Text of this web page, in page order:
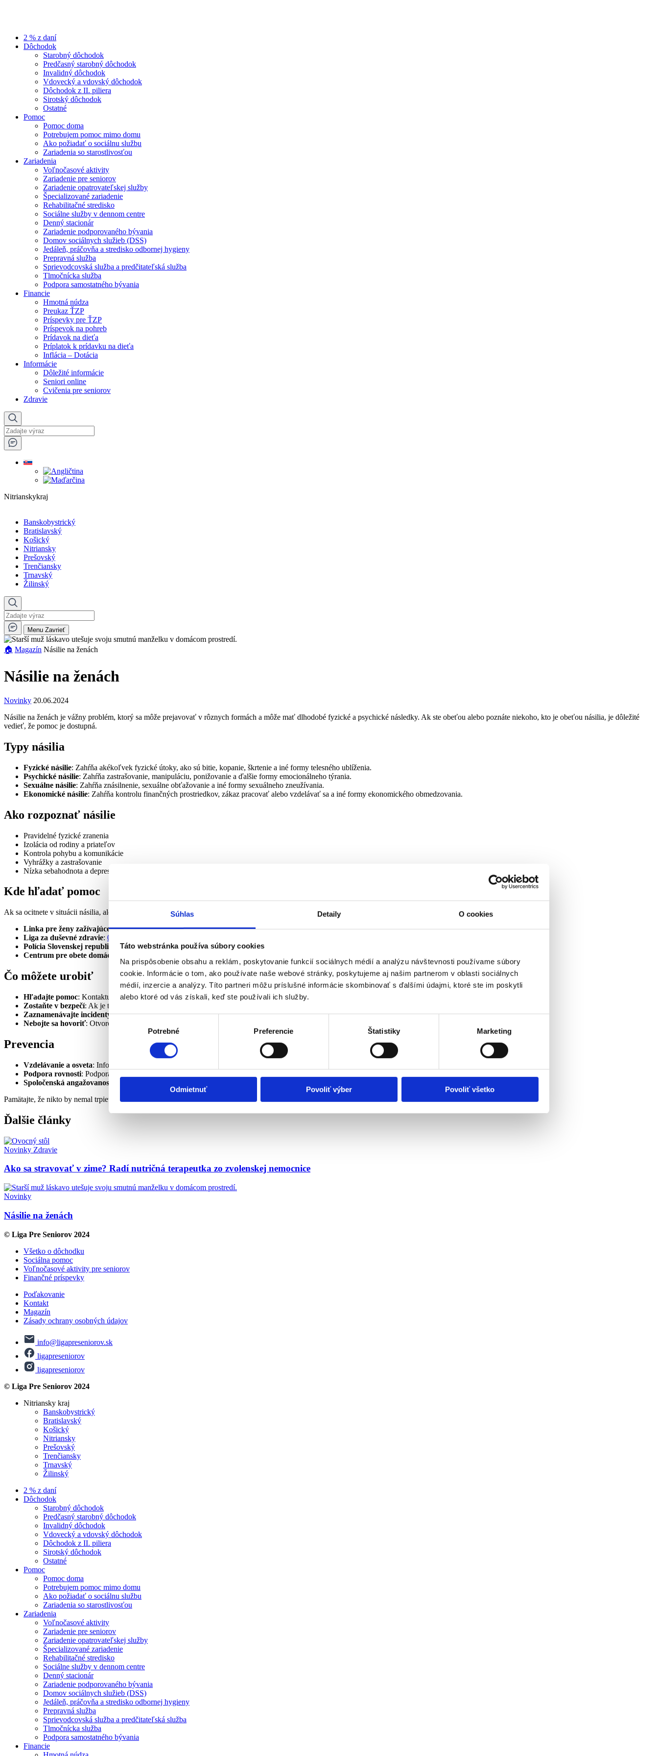
Súhlas Detaily O cookies
Táto webstránka používa súbory cookies
Na prispôsobenie obsahu a reklám, poskytovanie funkcií sociálnych médií a analýzu návštevnosti používame súbory
cookie. Informácie o tom, ako používate naše webové stránky, poskytujeme aj našim partnerom v oblasti sociálnych
médií, inzercie a analýzy. Títo partneri môžu príslušné informácie skombinovať s ďalšími údajmi, ktoré ste im poskytli
alebo ktoré od vás získali, keď ste používali ich služby.
Výber
Potrebné Preferencie Štatistiky Marketing
Odmietnuť Povoliť výber Povoliť všetko
2 % z daní
Dôchodok
Starobný dôchodok
Predčasný starobný dôchodok
Invalidný dôchodok
Vdovecký a vdovský dôchodok
Dôchodok z II. piliera
Sirotský dôchodok
Ostatné
Pomoc
Pomoc doma
Potrebujem pomoc mimo domu
Ako požiadať o sociálnu službu
Zariadenia so starostlivosťou
Zariadenia
Voľnočasové aktivity
Zariadenie pre seniorov
Zariadenie opatrovateľskej služby
Špecializované zariadenie
Rehabilitačné stredisko
Sociálne služby v dennom centre
Denný stacionár
Zariadenie podporovaného bývania
Domov sociálnych služieb (DSS)
Jedáleň, práčovňa a stredisko odbornej hygieny
Prepravná služba
Sprievodcovská služba a predčitateľská služba
Tlmočnícka služba
Podpora samostatného bývania
Financie
Hmotná núdza
Preukaz ŤZP
Príspevky pre ŤZP
Príspevok na pohreb
Prídavok na dieťa
Príplatok k prídavku na dieťa
Inflácia – Dotácia
Informácie
Dôležité informácie
Seniori online
Cvičenia pre seniorov
Zdravie
Nitrianskykraj
Banskobystrický
Bratislavský
Košický
Nitriansky
Prešovský
Trenčiansky
Trnavský
Žilinský
Menu Zavrieť
🏠︎ Magazín Násilie na ženách
Násilie na ženách
Novinky 20.06.2024
Násilie na ženách je vážny problém, ktorý sa môže prejavovať v rôznych formách a môže mať dlhodobé fyzické a psychické následky. Ak ste obeťou alebo poznáte niekoho, kto je obeťou násilia, je dôležité
vedieť, že pomoc je dostupná.
Typy násilia
Fyzické násilie: Zahŕňa akékoľvek fyzické útoky, ako sú bitie, kopanie, škrtenie a iné formy telesného ublíženia.
Psychické násilie: Zahŕňa zastrašovanie, manipuláciu, ponižovanie a ďalšie formy emocionálneho týrania.
Sexuálne násilie: Zahŕňa znásilnenie, sexuálne obťažovanie a iné formy sexuálneho zneužívania.
Ekonomické násilie: Zahŕňa kontrolu finančných prostriedkov, zákaz pracovať alebo vzdelávať sa a iné formy ekonomického obmedzovania.
Ako rozpoznať násilie
Pravidelné fyzické zranenia
Izolácia od rodiny a priateľov
Kontrola pohybu a komunikácie
Vyhrážky a zastrašovanie
Nízka sebahodnota a depresia
Kde hľadať pomoc
Ak sa ocitnete v situácii násilia, alebo poznáte niekoho, kto sa v takejto situácii nachádza, neváhajte kontaktovať nasledujúce organizácie, ktoré poskytujú pomoc a podporu:
Linka pre ženy zažívajúce násilie:0800 212 212
Liga za duševné zdravie: 0850 111 313
Polícia Slovenskej republiky
:158
Centrum pre obete domáceho násilia
Čo môžete urobiť
Hľadajte pomoc: Kontaktujte priateľov, rodinu alebo odborné organizácie.
Zostaňte v bezpečí: Ak je to možné, presuňte sa na bezpečné miesto.
Zaznamenávajte incidenty: Vedenie záznamov o incidentoch môže byť nápomocné pri právnych krokoch.
Nebojte sa hovoriť: Otvorené hovorenie o násilí môže pomôcť rozbiť cyklus násilia.
Prevencia
Vzdelávanie a osveta: Informovanosť o probléme môže pomôcť predchádzať násiliu.
Podpora rovnosti: Podpora rodovej rovnosti môže znížiť riziko násilia.
Spoločenská angažovanosť
Pamätajte, že nikto by nemal trpieť násilie. Pomoc je dostupná a každý má právo na bezpečný a dôstojný život.
Ďalšie články
Novinky Zdravie
Ako sa stravovať v zime? Radí nutričná terapeutka zo zvolenskej nemocnice
Novinky
Násilie na ženách
© Liga Pre Seniorov 2024
Všetko o dôchodku
Sociálna pomoc
Voľnočasové aktivity pre seniorov
Finančné príspevky
Poďakovanie
Kontakt
Magazín
Zásady ochrany osobných údajov
info@ligapreseniorov.sk
ligapreseniorov
ligapreseniorov
© Liga Pre Seniorov 2024
Nitriansky kraj
Banskobystrický
Bratislavský
Košický
Nitriansky
Prešovský
Trenčiansky
Trnavský
Žilinský
2 % z daní
Dôchodok
Starobný dôchodok
Predčasný starobný dôchodok
Invalidný dôchodok
Vdovecký a vdovský dôchodok
Dôchodok z II. piliera
Sirotský dôchodok
Ostatné
Pomoc
Pomoc doma
Potrebujem pomoc mimo domu
Ako požiadať o sociálnu službu
Zariadenia so starostlivosťou
Zariadenia
Voľnočasové aktivity
Zariadenie pre seniorov
Zariadenie opatrovateľskej služby
Špecializované zariadenie
Rehabilitačné stredisko
Sociálne služby v dennom centre
Denný stacionár
Zariadenie podporovaného bývania
Domov sociálnych služieb (DSS)
Jedáleň, práčovňa a stredisko odbornej hygieny
Prepravná služba
Sprievodcovská služba a predčitateľská služba
Tlmočnícka služba
Podpora samostatného bývania
Financie